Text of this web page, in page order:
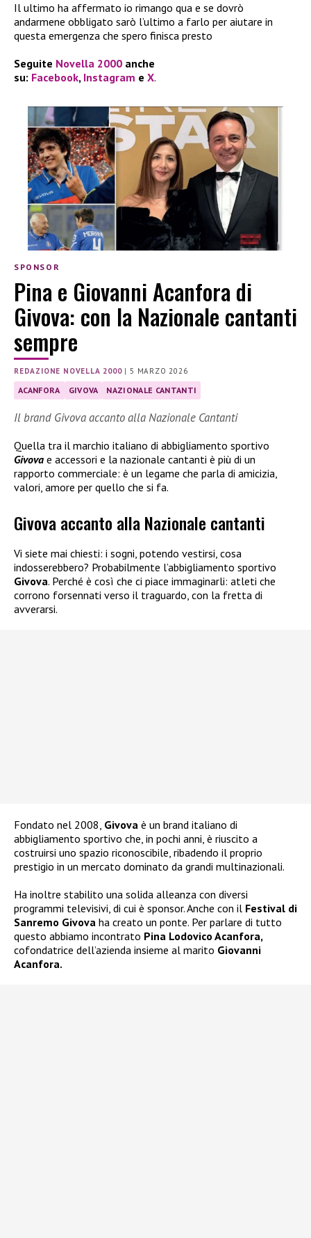
Il ultimo ha affermato io rimango qua e se dovrò
andarmene obbligato sarò l’ultimo a farlo per aiutare in
questa emergenza che spero finisca presto
Seguite Novella 2000 anche
su: Facebook, Instagram e X.
SPONSOR
Pina e Giovanni Acanfora di
Givova: con la Nazionale cantanti
sempre
REDAZIONE NOVELLA 2000| 5 MARZO 2026
ACANFORA GIVOVA NAZIONALE CANTANTI
Il brand Givova accanto alla Nazionale Cantanti
Quella tra il marchio italiano di abbigliamento sportivo
Givova e accessori e la nazionale cantanti è più di un
rapporto commerciale: è un legame che parla di amicizia,
valori, amore per quello che si fa.
Givova accanto alla Nazionale cantanti
Vi siete mai chiesti: i sogni, potendo vestirsi, cosa
indosserebbero? Probabilmente l’abbigliamento sportivo
Givova. Perché è così che ci piace immaginarli: atleti che
corrono forsennati verso il traguardo, con la fretta di
avverarsi.
Fondato nel 2008, Givova è un brand italiano di
abbigliamento sportivo che, in pochi anni, è riuscito a
costruirsi uno spazio riconoscibile, ribadendo il proprio
prestigio in un mercato dominato da grandi multinazionali.
Ha inoltre stabilito una solida alleanza con diversi
programmi televisivi, di cui è sponsor. Anche con il Festival di
Sanremo Givova ha creato un ponte. Per parlare di tutto
questo abbiamo incontrato Pina Lodovico Acanfora,
cofondatrice dell’azienda insieme al marito Giovanni
Acanfora.